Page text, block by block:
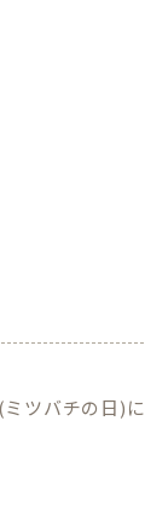
ツバチの日)に